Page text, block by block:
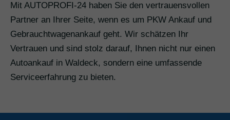
Mit AUTOPROFI-24 haben Sie den vertrauensvollen
Partner an Ihrer Seite, wenn es um PKW Ankauf und
Gebrauchtwagenankauf geht. Wir schätzen Ihr
Vertrauen und sind stolz darauf, Ihnen nicht nur einen
Autoankauf in Waldeck, sondern eine umfassende
Serviceerfahrung zu bieten.